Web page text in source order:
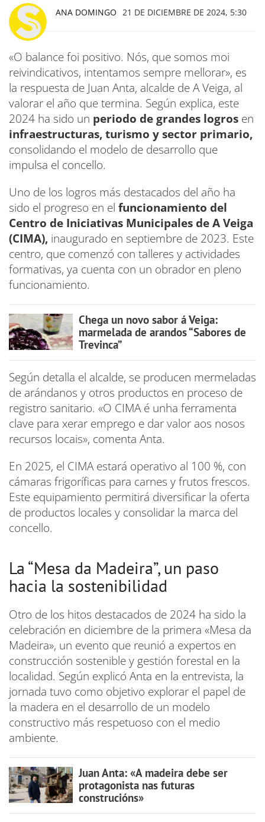
ANA DOMINGO 21 DE DICIEMBRE DE 2024, 5:30
«O balance foi positivo. Nós, que somos moi
reivindicativos, intentamos sempre mellorar», es
la respuesta de Juan Anta, alcalde de A Veiga, al
valorar el año que termina. Según explica, este
2024 ha sido un periodo de grandes logros en
infraestructuras, turismo y sector primario,
consolidando el modelo de desarrollo que
impulsa el concello.
Uno de los logros más destacados del año ha
sido el progreso en el funcionamiento del
Centro de Iniciativas Municipales de A Veiga
(CIMA), inaugurado en septiembre de 2023. Este
centro, que comenzó con talleres y actividades
formativas, ya cuenta con un obrador en pleno
funcionamiento.
Chega un novo sabor á Veiga:
marmelada de arandos “Sabores de
Trevinca”
Según detalla el alcalde, se producen mermeladas
de arándanos y otros productos en proceso de
registro sanitario. «O CIMA é unha ferramenta
clave para xerar emprego e dar valor aos nosos
recursos locais», comenta Anta.
En 2025, el CIMA estará operativo al 100 %, con
cámaras frigoríficas para carnes y frutos frescos.
Este equipamiento permitirá diversificar la oferta
de productos locales y consolidar la marca del
concello.
La “Mesa da Madeira”, un paso
hacia la sostenibilidad
Otro de los hitos destacados de 2024 ha sido la
celebración en diciembre de la primera «Mesa da
Madeira», un evento que reunió a expertos en
construcción sostenible y gestión forestal en la
localidad. Según explicó Anta en la entrevista, la
jornada tuvo como objetivo explorar el papel de
la madera en el desarrollo de un modelo
constructivo más respetuoso con el medio
ambiente.
Juan Anta: «A madeira debe ser
protagonista nas futuras
construcións»